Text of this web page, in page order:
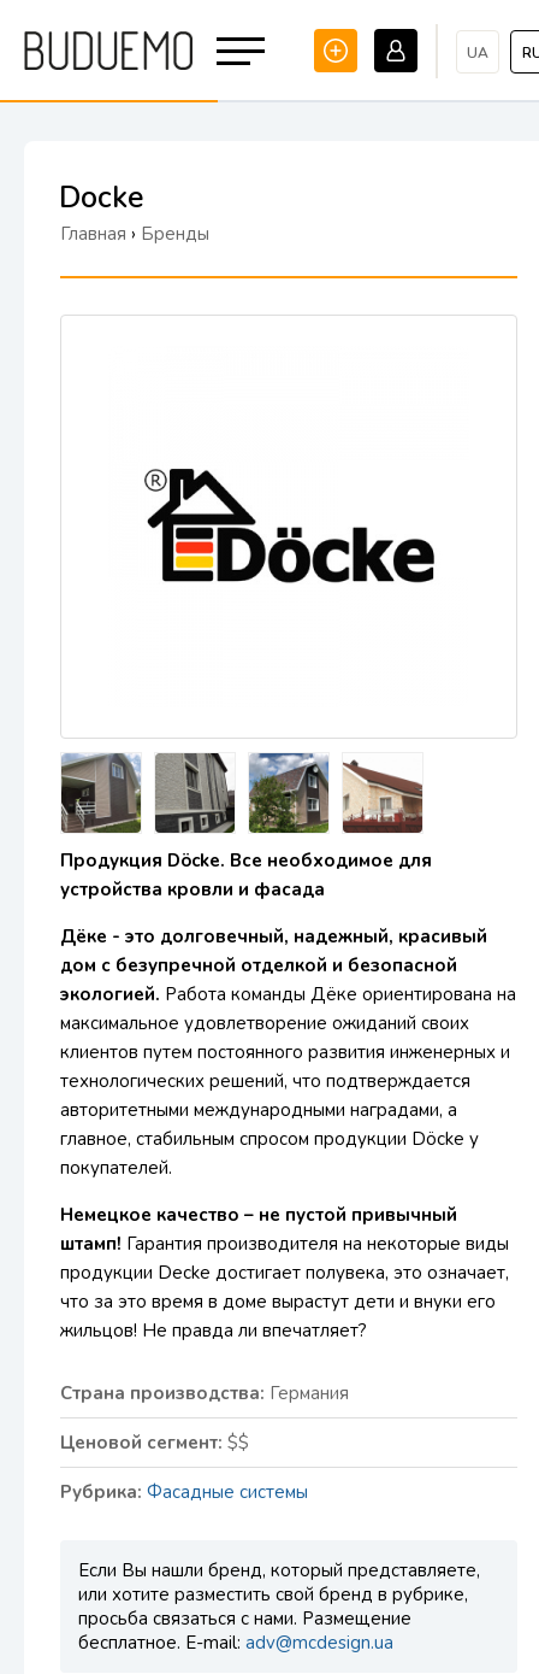
UA
Docke
Главная › Бренды
Продукция Döcke. Все необходимое для
устройства кровли и фасада
Дёке - это долговечный, надежный, красивый
дом с безупречной отделкой и безопасной
экологией. Работа команды Дёке ориентирована на
максимальное удовлетворение ожиданий своих
клиентов путем постоянного развития инженерных и
технологических решений, что подтверждается
авторитетными международными наградами, а
главное, стабильным спросом продукции Döcke у
покупателей.
Немецкое качество – не пустой привычный
штамп! Гарантия производителя на некоторые виды
продукции Decke достигает полувека, это означает,
что за это время в доме вырастут дети и внуки его
жильцов! Не правда ли впечатляет?
Страна производства: Германия
Ценовой сегмент: $$
Рубрика: Фасадные системы
Если Вы нашли бренд, который представляете,
или хотите разместить свой бренд в рубрике,
просьба связаться с нами. Размещение
бесплатное. E-mail: adv@mcdesign.ua